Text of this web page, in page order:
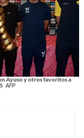
Ayuso y otros favoritos a
AFP